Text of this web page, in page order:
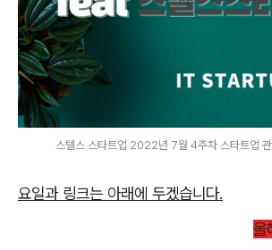
스텔스 스타트업 2022년 7월 4주차 스타트업
요일과 링크는 아래에 두겠습니다.
올